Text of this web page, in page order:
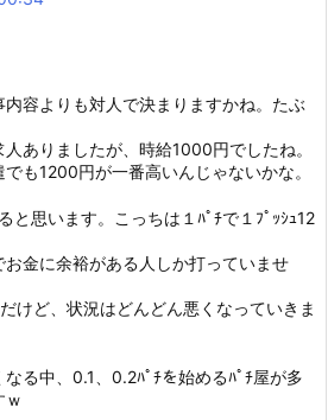
容よりも対人で決まりますかね。たぶ
ありましたが、時給1000円でしたね。
も1200円が一番高いんじゃないかな。
と思います。こっちは１ﾊﾟﾁで１ﾌﾟｯｼｭ12
金に余裕がある人しか打っていませ
けど、状況はどんどん悪くなっていきま
る中、0.1、0.2ﾊﾟﾁを始めるﾊﾟﾁ屋が多
ｗ